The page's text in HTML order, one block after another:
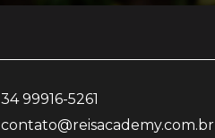
34 99916-5261
contato@reisacademy.com.br